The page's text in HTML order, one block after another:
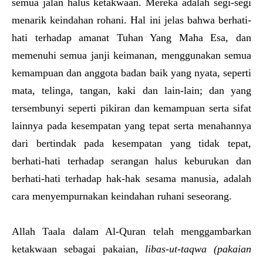
menarik keindahan rohani. Hal ini jelas bahwa berhati-
hati terhadap amanat Tuhan Yang Maha Esa, dan
memenuhi semua janji keimanan, menggunakan semua
kemampuan dan anggota badan baik yang nyata, seperti
mata, telinga, tangan, kaki dan lain-lain; dan yang
tersembunyi seperti pikiran dan kemampuan serta sifat
lainnya pada kesempatan yang tepat serta menahannya
dari bertindak pada kesempatan yang tidak tepat,
berhati-hati terhadap serangan halus keburukan dan
berhati-hati terhadap hak-hak sesama manusia, adalah
cara menyempurnakan keindahan ruhani seseorang.
Allah Taala dalam Al-Quran telah menggambarkan
ketakwaan sebagai pakaian, libas-ut-taqwa (pakaian